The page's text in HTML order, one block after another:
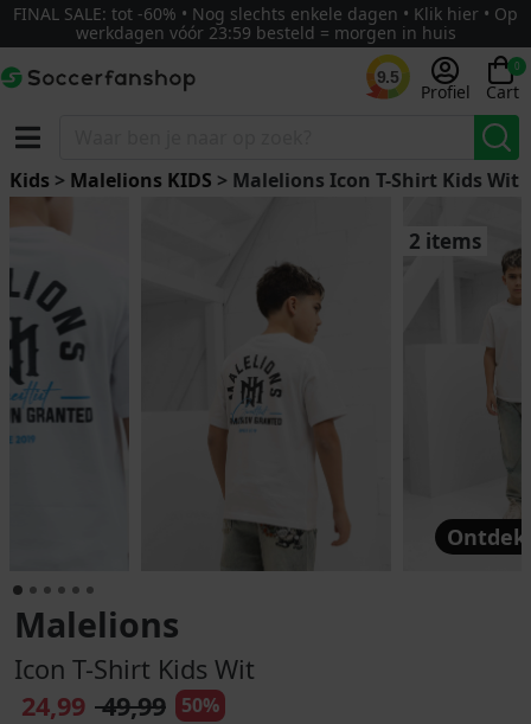
FINAL SALE: tot -60% • Nog slechts enkele dagen • Klik hier • Op
werkdagen vóór 23:59 besteld = morgen in huis
9.5
Profiel
0
Cart
Kids > Malelions KIDS > Malelions Icon T-Shirt Kids Wit
2 items
Malelions
Icon T-Shirt Kids Wit
24,99 49,99 50%